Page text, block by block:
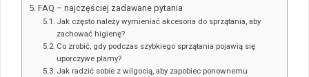
FAQ – najczęściej zadawane pytania
Jak często należy wymieniać akcesoria do sprzątania, aby
zachować higienę?
Co zrobić, gdy podczas szybkiego sprzątania pojawią się
uporczywe plamy?
Jak radzić sobie z wilgocią, aby zapobiec ponownemu